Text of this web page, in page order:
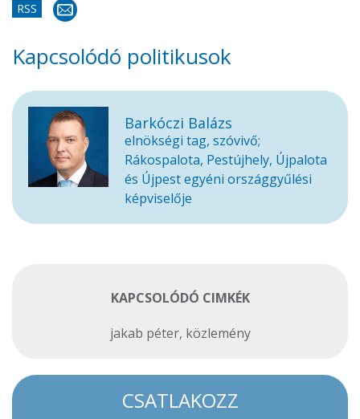
RSS
Kapcsolódó politikusok
Barkóczi Balázs
elnökségi tag, szóvivő;
Rákospalota, Pestújhely, Újpalota
és Újpest egyéni országgyűlési
képviselője
KAPCSOLÓDÓ CIMKÉK
jakab péter, közlemény
CSATLAKOZZ